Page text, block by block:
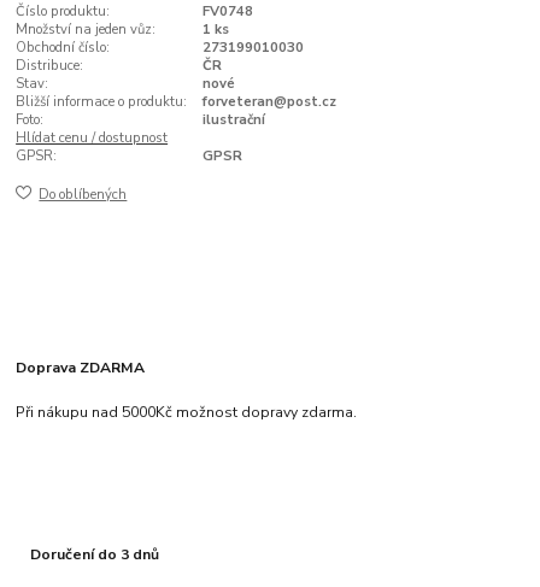
Číslo produktu:
FV0748
Množství na jeden vůz:
1 ks
Obchodní číslo:
273199010030
Distribuce:
ČR
Stav:
nové
Bližší informace o produktu:
forveteran@post.cz
Foto:
ilustrační
Hlídat cenu / dostupnost
GPSR:
GPSR
Do oblíbených
Doprava ZDARMA
Při nákupu nad 5000Kč možnost dopravy zdarma.
Doručení do 3 dnů